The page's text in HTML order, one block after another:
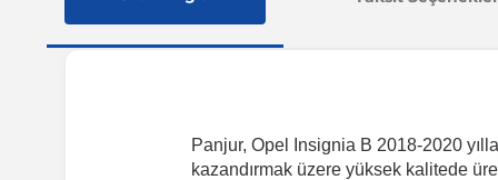
Panjur, Opel Insignia B 2018-2020
kazandırmak üzere yüksek kalitede